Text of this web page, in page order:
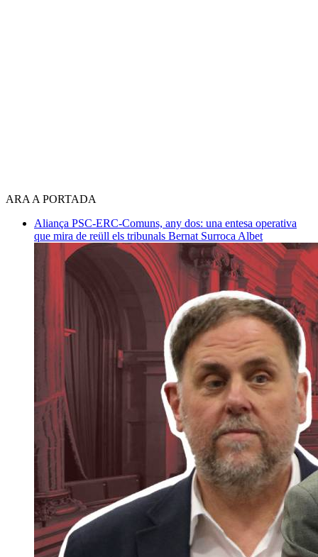
ARA A PORTADA
Aliança PSC-ERC-Comuns, any dos: una entesa operativa
que mira de reüll els tribunals Bernat Surroca Albet